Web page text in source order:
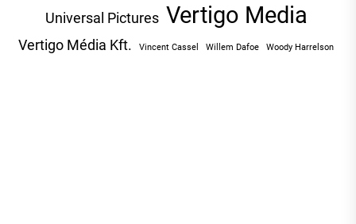
Universal Pictures Vertigo Media
Vertigo Média Kft. Vincent Cassel Willem Dafoe Woody Harrelson